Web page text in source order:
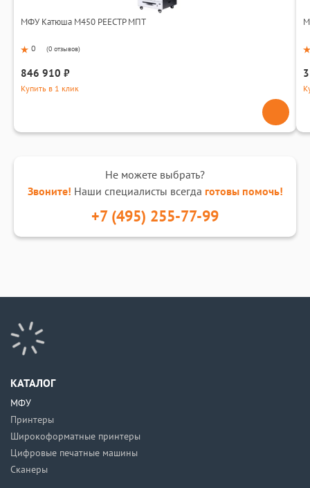
МФУ Катюша M450 РЕЕСТР МПТ
0 (0 отзывов)
846 910 ₽
Купить в 1 клик
Не можете выбрать?
Звоните! Наши специалисты всегда готовы помочь!
+7 (495) 255-77-99
КАТАЛОГ
МФУ
Принтеры
Широкоформатные принтеры
Цифровые печатные машины
Сканеры